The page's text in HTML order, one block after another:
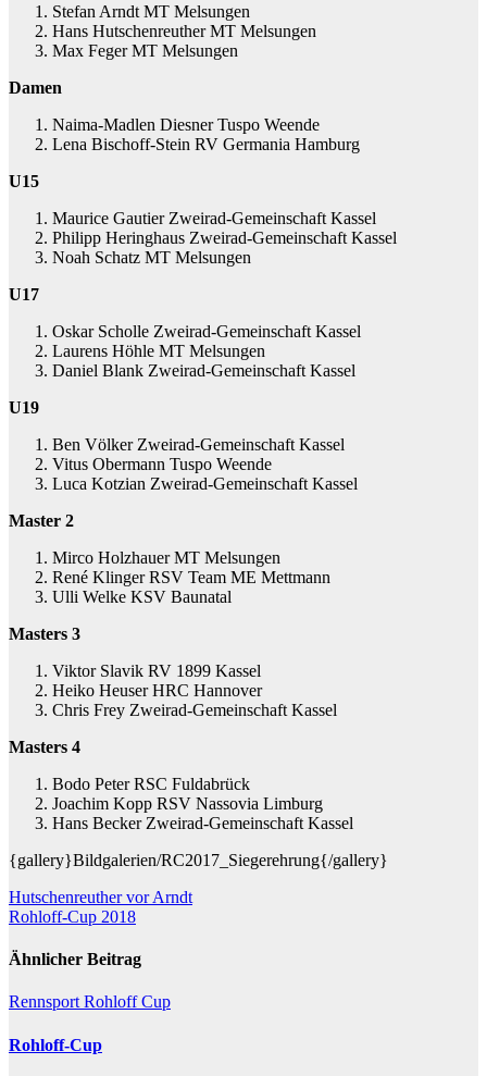
Stefan Arndt MT Melsungen
Hans Hutschenreuther MT Melsungen
Max Feger MT Melsungen
Damen
Naima-Madlen Diesner Tuspo Weende
Lena Bischoff-Stein RV Germania Hamburg
U15
Maurice Gautier Zweirad-Gemeinschaft Kassel
Philipp Heringhaus Zweirad-Gemeinschaft Kassel
Noah Schatz MT Melsungen
U17
Oskar Scholle Zweirad-Gemeinschaft Kassel
Laurens Höhle MT Melsungen
Daniel Blank Zweirad-Gemeinschaft Kassel
U19
Ben Völker Zweirad-Gemeinschaft Kassel
Vitus Obermann Tuspo Weende
Luca Kotzian Zweirad-Gemeinschaft Kassel
Master 2
Mirco Holzhauer MT Melsungen
René Klinger RSV Team ME Mettmann
Ulli Welke KSV Baunatal
Masters 3
Viktor Slavik RV 1899 Kassel
Heiko Heuser HRC Hannover
Chris Frey Zweirad-Gemeinschaft Kassel
Masters 4
Bodo Peter RSC Fuldabrück
Joachim Kopp RSV Nassovia Limburg
Hans Becker Zweirad-Gemeinschaft Kassel
{gallery}Bildgalerien/RC2017_Siegerehrung{/gallery}
Beitragsnavigation
Hutschenreuther vor Arndt
Rohloff-Cup 2018
Ähnlicher Beitrag
RennsportRohloff Cup
Rohloff-Cup